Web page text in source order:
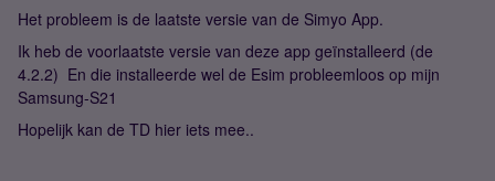
Het probleem is de laatste versie van de Simyo App.
Ik heb de voorlaatste versie van deze app geïnstalleerd (de
4.2.2) En die installeerde wel de Esim probleemloos op mijn
Samsung-S21
Hopelijk kan de TD hier iets mee..